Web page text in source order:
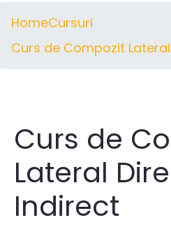
HomeCursuri
Curs de Compozit
Curs de
Lateral
Indirect